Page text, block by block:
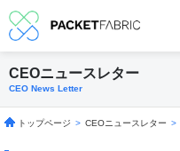
CEOニュースレター
CEO News Letter
トップページ > CEOニュースレター >